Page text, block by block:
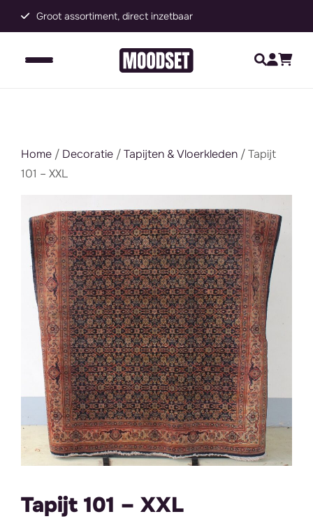
Groot assortiment, direct inzetbaar
Home / Decoratie /Tapijten & Vloerkleden / Tapijt
101 – XXL
Tapijt 101 – XXL